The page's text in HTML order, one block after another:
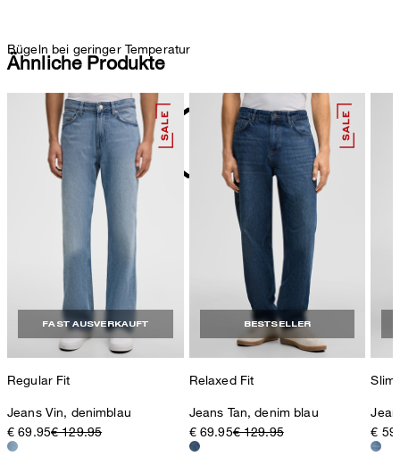
Bügeln bei geringer Temperatur
Ähnliche Produkte
FAST AUSVERKAUFT
Regular Fit
Jeans Vin, denimblau
€ 69.95€ 129.95
BESTSELLER
Relaxed Fit
Jeans Tan, denim blau
€ 69.95€ 129.95
Slim
€